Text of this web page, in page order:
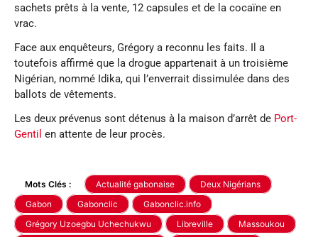
sachets prêts à la vente, 12 capsules et de la cocaïne en
vrac.
Face aux enquêteurs, Grégory a reconnu les faits. Il a
toutefois affirmé que la drogue appartenait à un troisième
Nigérian, nommé Idika, qui l’enverrait dissimulée dans des
ballots de vêtements.
Les deux prévenus sont détenus à la maison d’arrêt de Port-
Gentil en attente de leur procès.
Mots Clés : Actualité gabonaise
Deux Nigérians
Gabon
Gabonclic
Gabonclic.info
Grégory Uzoegbu Uchechukwu
Libreville
Massoukou